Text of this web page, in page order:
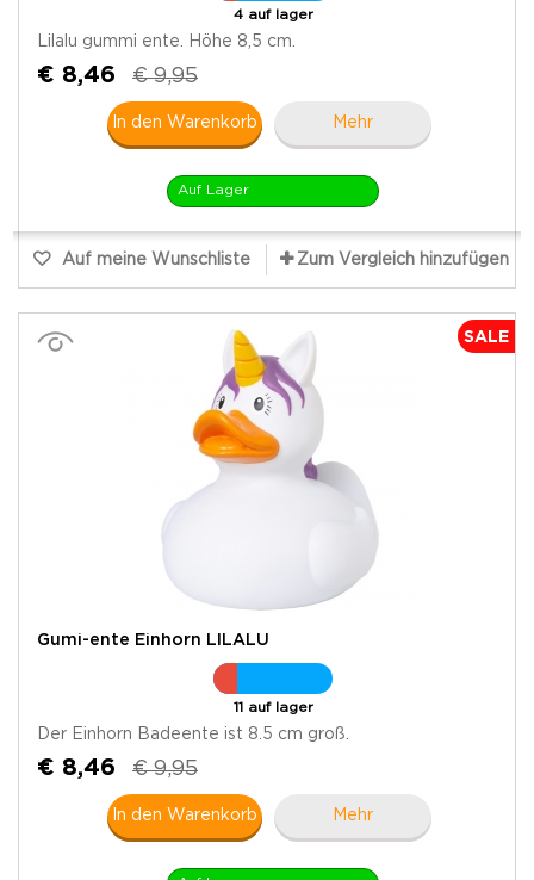
4 auf lager
Lilalu gummi ente. Höhe 8,5 cm.
€ 8,46 € 9,95
In den Warenkorb Mehr
Auf Lager
Auf meine Wunschliste Zum Vergleich hinzufügen
SALE
Gumi-ente Einhorn LILALU
11 auf lager
Der Einhorn Badeente ist 8.5 cm groß.
€ 8,46 € 9,95
In den Warenkorb Mehr